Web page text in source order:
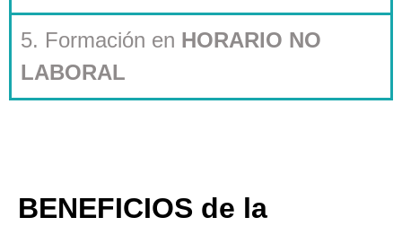
5. Formación en HORARIO NO
LABORAL
BENEFICIOS de la